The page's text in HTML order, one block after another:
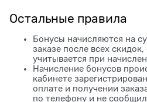
Остальные правила
Бонусы начисляются на
заказе после всех
учитывается при
Начисление бонусов
кабинете
оплате и получении
по телефону и не